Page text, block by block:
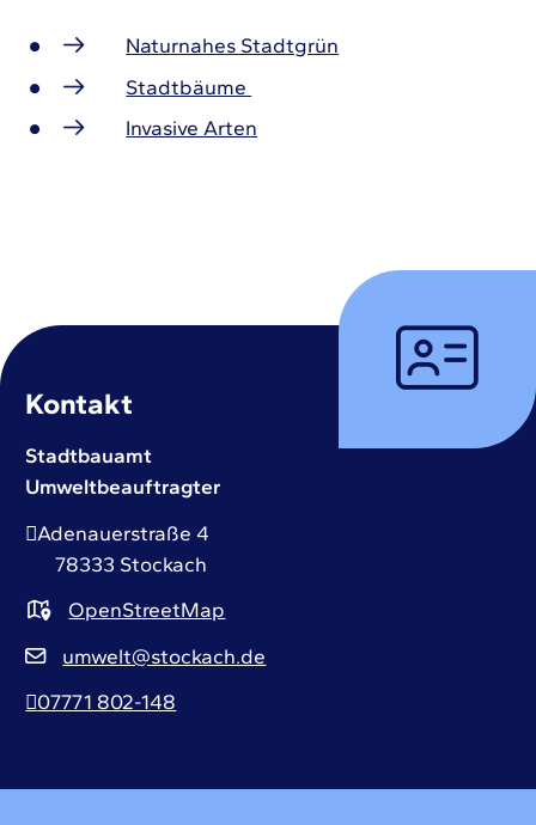
Naturnahes Stadtgrün
Stadtbäume
Invasive Arten
Kontakt
Stadtbauamt
Umweltbeauftragter
Adenauerstraße 4
78333 Stockach
OpenStreetMap
umwelt@stockach.de
07771 802-148